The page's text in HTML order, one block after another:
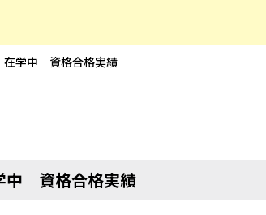
学中 資格合格実績
資格合格実績